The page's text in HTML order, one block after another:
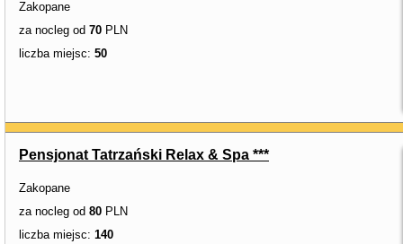
Zakopane
za nocleg od 70 PLN
liczba miejsc: 50
Pensjonat Tatrzański Relax & Spa ***
Zakopane
za nocleg od 80 PLN
liczba miejsc: 140